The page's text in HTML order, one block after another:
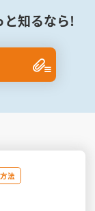
と知るなら!
法